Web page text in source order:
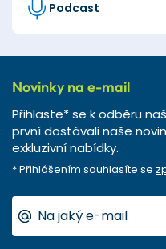
Podcast
Novinky na e-mail
Přihlaste* se k odběru
první dostávali naše
exkluzivní nabídky.
* Přihlášením souhlasíte se